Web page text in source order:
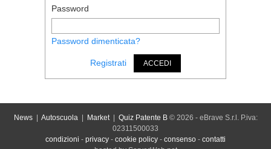
Password
Password dimenticata?
Registrati ACCEDI
News| Autoscuola| Market| Quiz Patente B© 2026 - eBrave S.r.l. P.iva:
02311500033
condizioni - privacy - cookie policy - consenso - contatti